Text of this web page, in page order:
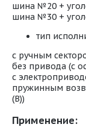
шина №20 +
шина №30 +
тип
с ручным
без привода (с
с
пружинным
(В))
Применение: